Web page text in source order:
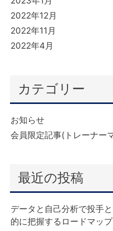
2022年12月
2022年11月
2022年4月
カテゴリー
お知らせ
会員限定記事(トレーナー
最近の投稿
データと自己分析で投手
的に把握するロードマップ